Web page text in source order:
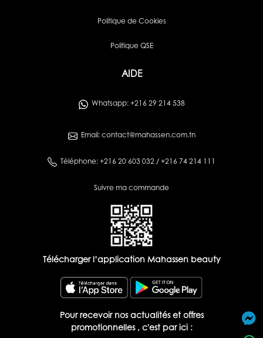
Politique de Cookies
Politique QSE
AIDE
Whatsapp: +216 29 214 538
Email: contact@mahassen.com.tn
Téléphone: +216 20 603 032 / +216 74 214 111
Suivre ma commande
Télécharger l’application Mahassen beauty
Pour recevoir nos actualités et offres
promotionnelles , c'est par ici :